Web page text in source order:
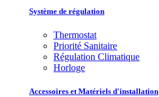
Système de régulation
Thermostat
Priorité Sanitaire
Régulation Climatique
Horloge
Accessoires et Matériels d'installation